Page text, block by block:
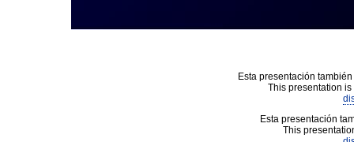
Esta presentación
This presentation
Esta presentación
This